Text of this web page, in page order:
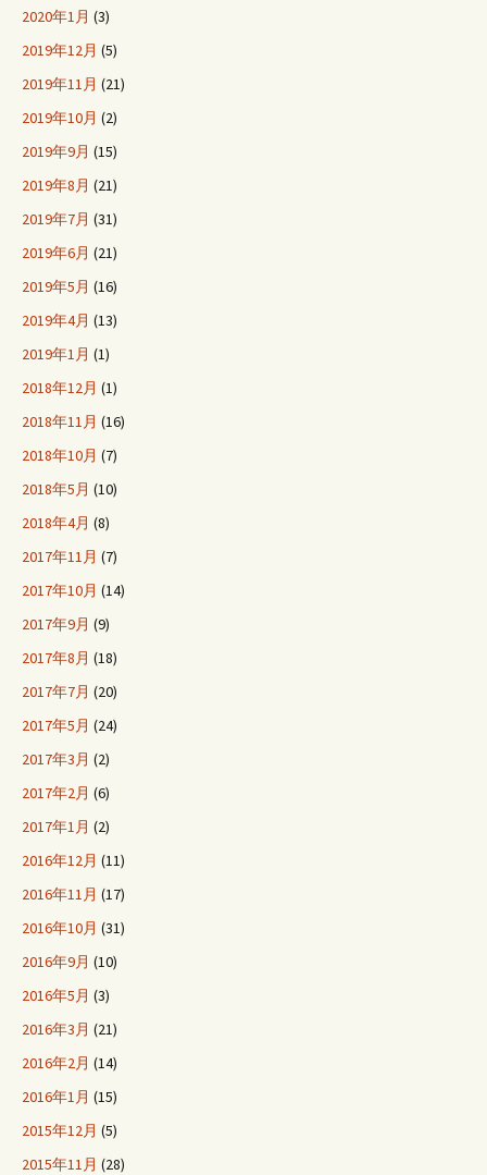
2020年1月 (3)
2019年12月 (5)
2019年11月 (21)
2019年10月 (2)
2019年9月 (15)
2019年8月 (21)
2019年7月 (31)
2019年6月 (21)
2019年5月 (16)
2019年4月 (13)
2019年1月 (1)
2018年12月 (1)
2018年11月 (16)
2018年10月 (7)
2018年5月 (10)
2018年4月 (8)
2017年11月 (7)
2017年10月 (14)
2017年9月 (9)
2017年8月 (18)
2017年7月 (20)
2017年5月 (24)
2017年3月 (2)
2017年2月 (6)
2017年1月 (2)
2016年12月 (11)
2016年11月 (17)
2016年10月 (31)
2016年9月 (10)
2016年5月 (3)
2016年3月 (21)
2016年2月 (14)
2016年1月 (15)
2015年12月 (5)
2015年11月 (28)